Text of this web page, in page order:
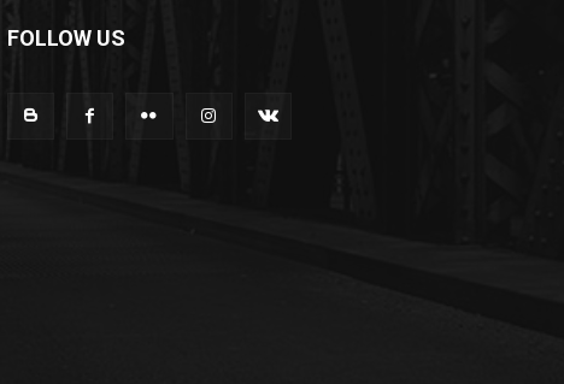
FOLLOW US